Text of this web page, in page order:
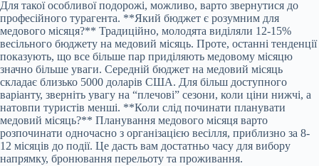
Для такої особливої подорожі, можливо, варто звернутися до
професійного турагента. **Який бюджет є розумним для
медового місяця?** Традиційно, молодята виділяли 12-15%
весільного бюджету на медовий місяць. Проте, останні тенденції
показують, що все більше пар приділяють медовому місяцю
значно більше уваги. Середній бюджет на медовий місяць
складає близько 5000 доларів США. Для більш доступного
варіанту, зверніть увагу на “плечові” сезони, коли ціни нижчі, а
натовпи туристів менші. **Коли слід починати планувати
медовий місяць?** Планування медового місяця варто
розпочинати одночасно з організацією весілля, приблизно за 8-
12 місяців до події. Це дасть вам достатньо часу для вибору
напрямку, бронювання перельоту та проживання.